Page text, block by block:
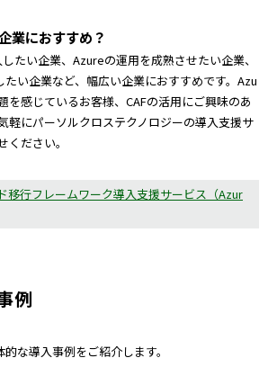
業におすすめ？
たい企業、Azureの運用を成熟させたい企業、
い企業など、幅広い企業におすすめです。Azu
を感じているお客様、CAFの活用にご興味のあ
軽にパーソルクロステクノロジーの導入支援サ
ださい。
移行フレームワーク導入支援サービス（Azur
例
な導入事例をご紹介します。